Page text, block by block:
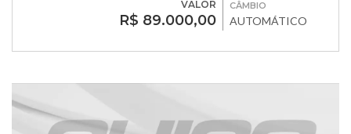
VALOR
R$ 89.000,00
CÂMBIO
AUTOMÁTICO